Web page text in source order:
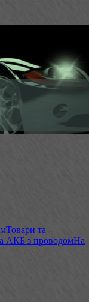
Товари та
АКБ з проводомНа